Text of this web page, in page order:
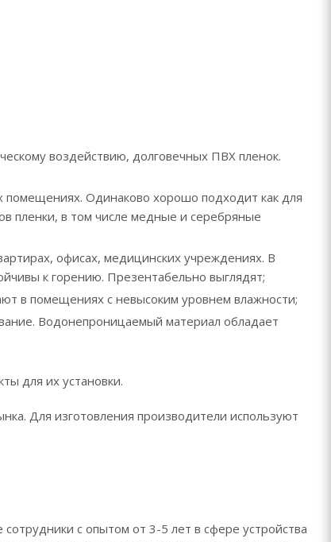
воздействию, долговечных ПВХ пленок.
помещениях. Одинаково хорошо подходит как для
пленки, в том числе медные и серебряные
офисах, медицинских учреждениях. В
к горению. Презентабельно выглядят;
в помещениях с невысоким уровнем влажности;
Водонепроницаемый материал обладает
для их установки.
Для изготовления производители используют
с опытом от 3-5 лет в сфере устройства